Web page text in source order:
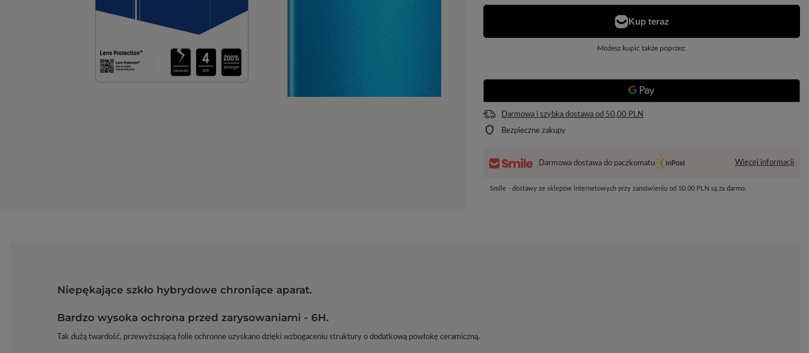
Możesz kupić także poprzez:
Darmowa i szybka dostawa od 50,00 PLN
Bezpieczne zakupy
Darmowa dostawa do paczkomatu Więcej informacji
Smile - dostawy ze sklepów internetowych przy zamówieniu od 50,00 PLN są za darmo.
Niepękające szkło hybrydowe chroniące aparat.
Bardzo wysoka ochrona przed zarysowaniami - 6H.
Tak dużą twardość, przewyższającą folie ochronne uzyskano dzięki wzbogaceniu struktury o dodatkową powłokę ceramiczną.